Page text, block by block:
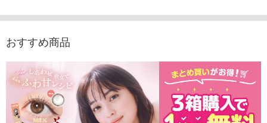
おすすめ商品